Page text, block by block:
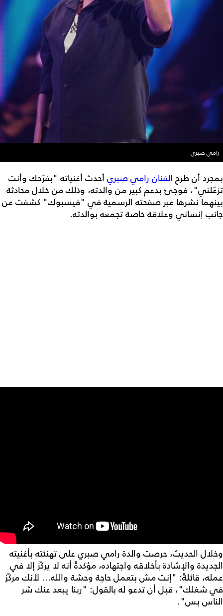
رامي صبري
بمجرد أن طرحالفنان رامي صبري أحدث أغنياته "بفرّحك وأنت
تزعّلني"، فوجئ بدعم كبير من والدته، وذلك من خلال محادثة
بينهما نشرها عبر صفحته الرسمية في "فيسبوك" كشفت عن
جانب إنساني وعلاقة خاصة تجمعه بوالدته.
وخلال الحديث، حرصت والدة رامي صبري على تهنئته بأغنيته
الجديدة والإشادة بأخلاقه واجتهاده، مؤكدةً أنه لا يركّز إلا في
عمله، قائلةً: "إنت مش بتعمل حاجة وحشة والله... لأنك مركّز
في شغلك"، قبل أن تدعو له بالقول: "ربنا يبعد عنك شر
الناس بس".